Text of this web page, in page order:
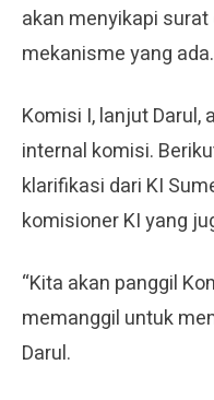
akan menyikapi
mekanisme yang ada.
Komisi I, lanjut Darul,
internal komisi.
klarifikasi dari KI
komisioner KI yang
“Kita akan panggil
memanggil untuk
Darul.